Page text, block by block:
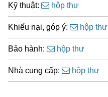
Kỹ thuật: hộp thư
Khiếu nại, góp ý: hộp thư
Bảo hành: hộp thư
Nhà cung cấp: hộp thư